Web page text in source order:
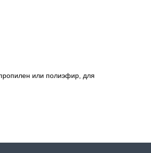
или полиэфир, для